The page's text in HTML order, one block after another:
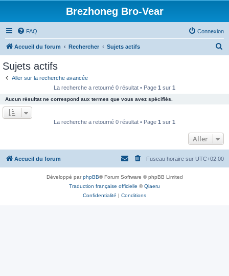
Brezhoneg Bro-Vear
FAQ Connexion
Accueil du forum Rechercher Sujets actifs
e
r
Sujets actifs
Aller sur la recherche avancée
La recherche a retourné 0 résultat • Page 1 sur 1
Aucun résultat ne correspond aux termes que vous avez spécifiés.
La recherche a retourné 0 résultat • Page 1 sur 1
Aller
Accueil du forum Fuseau horaire sur UTC+02:00
Développé parphpBB® Forum Software © phpBB Limited
Traduction française officielle ©Qiaeru
Confidentialité | Conditions